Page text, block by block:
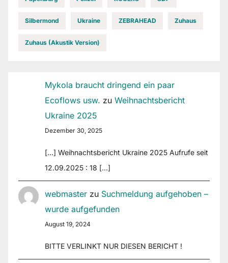
Silbermond Ukraine ZEBRAHEAD Zuhaus
Zuhaus (Akustik Version)
Mykola braucht dringend ein paar
Ecoflows usw. zu Weihnachtsbericht
Ukraine 2025
Dezember 30, 2025
[…] Weihnachtsbericht Ukraine 2025 Aufrufe seit
12.09.2025 : 18 […]
webmaster zu Suchmeldung aufgehoben –
wurde aufgefunden
August 19, 2024
BITTE VERLINKT NUR DIESEN BERICHT !